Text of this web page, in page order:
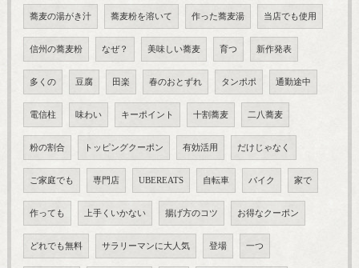
蕎麦の湯がき汁 蕎麦粉を溶いて 作った蕎麦湯 当店でも使用
信州の蕎麦粉 なぜ？ 美味しい蕎麦 育つ 新作発表
多くの 豆腐 田楽 春のおとずれ タンポポ 通勤途中
電信柱 味わい キーポイント 十割蕎麦 二八蕎麦
粉の割合 トッピングクーポン 有効活用 だけじゃなく
ご家庭でも 専門店 UBEREATS 自転車 バイク 家で
作っても 上手くいかない 揚げ方のコツ お得なクーポン
どれでも無料 サラリーマンに大人気 登場 一つ